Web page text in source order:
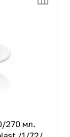
270 мл.